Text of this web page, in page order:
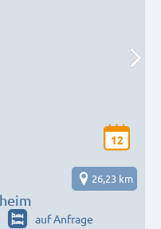
12
26,23 km
auf Anfrage